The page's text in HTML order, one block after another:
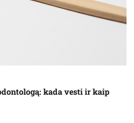
kada vesti ir kaip